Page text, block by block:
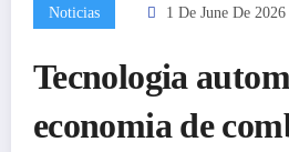
Noticias 1 De June De 2026
Tecnologia
economia de